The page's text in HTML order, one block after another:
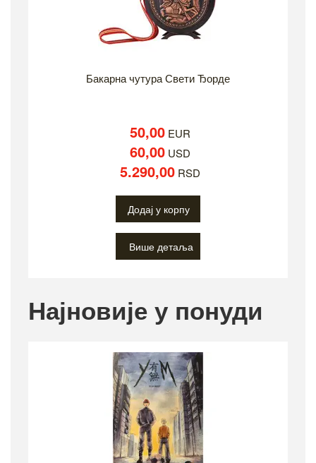
Бакарна чутура Свети Ђорде
50,00EUR
60,00USD
5.290,00RSD
Додај у корпу
Више детаља
Најновије у понуди
Previous